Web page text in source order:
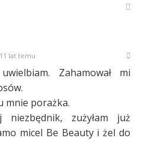
11 lat temu
Zahamował mi
mnie porażka.
zużyłam już
micel Be Beauty i żel do